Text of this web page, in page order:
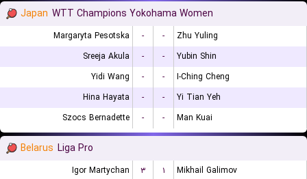
Japan WTT Champions Yokohama Women
Margaryta Pesotska - -
Zhu Yuling
Sreeja Akula
- -
Yubin Shin
Yidi Wang
- -
I-Ching Cheng
Hina Hayata
- -
Yi Tian Yeh
Szocs Bernadette
- - Man Kuai
Belarus Liga Pro
Igor Martychan ۳ ۱ Mikhail Galimov